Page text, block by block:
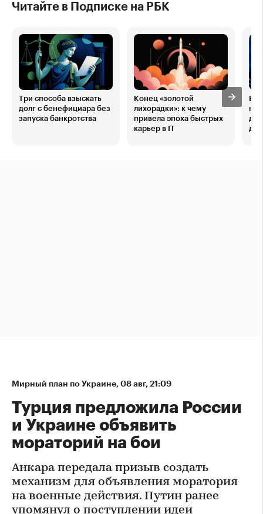
Читайте в Подписке на РБК
Три способа взыскать
долг с бенефициара без
запуска банкротства
Конец «золотой
лихорадки»: к чему
привела эпоха быстрых
карьер в IT
В